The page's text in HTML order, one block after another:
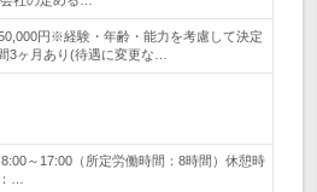
円※経験・年齢・能力を考慮して決定
3ヶ月あり(待遇に変更な…
～17:00（所定労働時間：8時間）休憩時
…